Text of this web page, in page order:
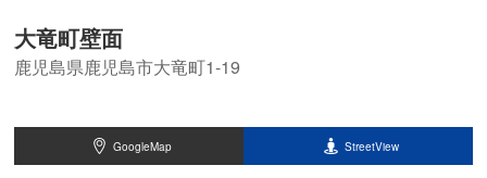
大竜町壁面
鹿児島県鹿児島市大竜町1-19
GoogleMap StreetView